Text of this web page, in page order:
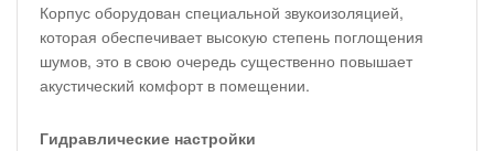
Корпус оборудован специальной звукоизоляцией,
которая обеспечивает высокую степень поглощения
шумов, это в свою очередь существенно повышает
акустический комфорт в помещении.
Гидравлические настройки